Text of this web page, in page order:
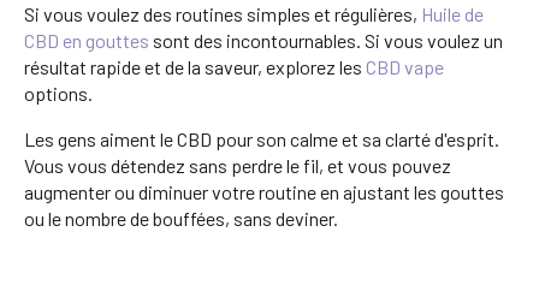
Si vous voulez des routines simples et régulières, Huile de
CBD en gouttes sont des incontournables. Si vous voulez un
résultat rapide et de la saveur, explorez les CBD vape
options.
Les gens aiment le CBD pour son calme et sa clarté d'esprit.
Vous vous détendez sans perdre le fil, et vous pouvez
augmenter ou diminuer votre routine en ajustant les gouttes
ou le nombre de bouffées, sans deviner.